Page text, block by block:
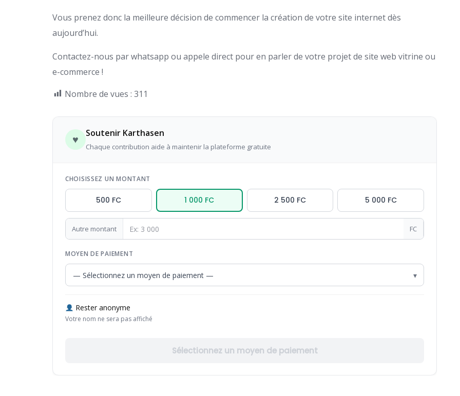
Vous prenez donc la meilleure décision de commencer la création de votre site internet dès
aujourd’hui.
Contactez-nous par whatsapp ou appele direct pour en parler de votre projet de site web vitrine ou
e-commerce !
Nombre de vues : 311
♥ Soutenir Karthasen
Chaque contribution aide à maintenir la plateforme gratuite
CHOISISSEZ UN MONTANT
500 FC 1 000 FC 2 500 FC 5 000 FC
Autre montant FC
MOYEN DE PAIEMENT
Rester anonyme
Votre nom ne sera pas affiché
Sélectionnez un moyen de paiement